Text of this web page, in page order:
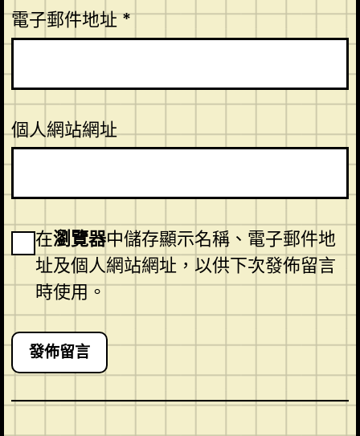
電子郵件地址*
個人網站網址
在瀏覽器中儲存顯示名稱、電子郵件地
址及個人網站網址，以供下次發佈留言
時使用。